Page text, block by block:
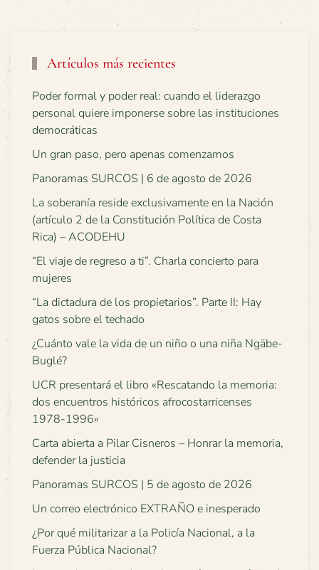
Artículos más recientes
Poder formal y poder real: cuando el liderazgo
personal quiere imponerse sobre las instituciones
democráticas
Un gran paso, pero apenas comenzamos
Panoramas SURCOS | 6 de agosto de 2026
La soberanía reside exclusivamente en la Nación
(artículo 2 de la Constitución Política de Costa
Rica) – ACODEHU
“El viaje de regreso a ti”. Charla concierto para
mujeres
“La dictadura de los propietarios”. Parte II: Hay
gatos sobre el techado
¿Cuánto vale la vida de un niño o una niña Ngäbe-
Buglé?
UCR presentará el libro «Rescatando la memoria:
dos encuentros históricos afrocostarricenses
1978-1996»
Carta abierta a Pilar Cisneros – Honrar la memoria,
defender la justicia
Panoramas SURCOS | 5 de agosto de 2026
Un correo electrónico EXTRAÑO e inesperado
¿Por qué militarizar a la Policía Nacional, a la
Fuerza Pública Nacional?